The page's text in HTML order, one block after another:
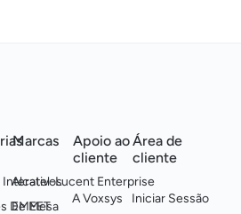
Interativos
De Mesa
Marcas
Alcatel-Lucent Enterprise
EMEET
Apoio ao
cliente
A Voxsys
Área de
cliente
Iniciar Sessão